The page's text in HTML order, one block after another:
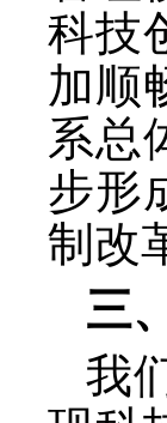
科技
加顺
系总
步形
制改
三
我